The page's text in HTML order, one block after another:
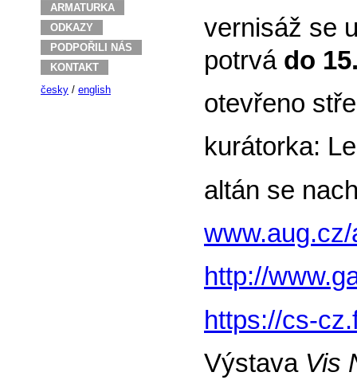
ARMATURKA
ODKAZY
PODPOŘILI NÁS
KONTAKT
česky / english
vernisáž se
potrvá do
otevřeno
kurátorka:
altán se
http://
https://cs-
Výstava Vis